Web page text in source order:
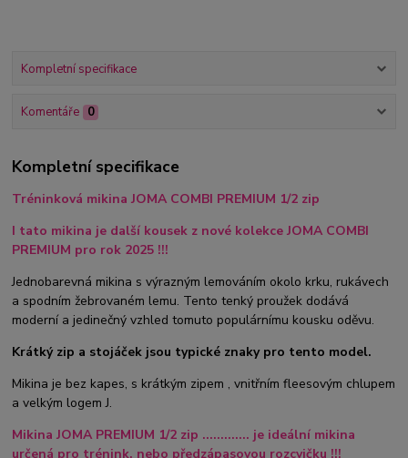
Kompletní specifikace
Komentáře 0
Kompletní specifikace
Tréninková mikina JOMA COMBI PREMIUM 1/2 zip
I tato mikina je další kousek z nové kolekce JOMA COMBI
PREMIUM pro rok 2025 !!!
Jednobarevná mikina s výrazným lemováním okolo krku, rukávech
a spodním žebrovaném lemu. Tento tenký proužek dodává
moderní a jedinečný vzhled tomuto populárnímu kousku oděvu.
Krátký zip a stojáček jsou typické znaky pro tento model.
Mikina je bez kapes, s krátkým zipem , vnitřním fleesovým chlupem
a velkým logem J.
Mikina JOMA PREMIUM 1/2 zip ............. je ideální mikina
určená pro trénink, nebo předzápasovou rozcvičku !!!